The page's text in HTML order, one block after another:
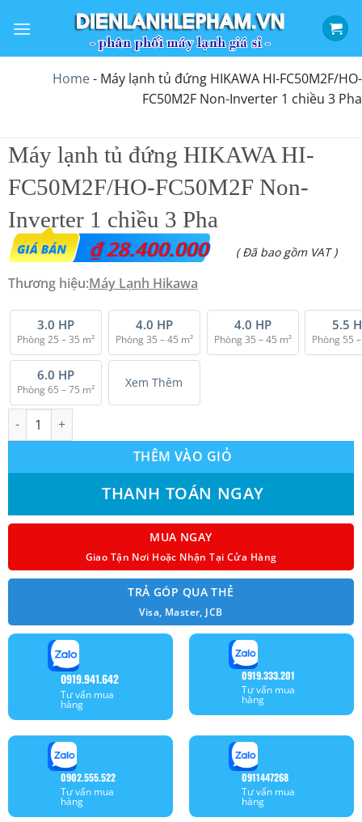
qua
Home- Máy lạnh tủ đứng HIKAWA HI-FC50M2F/HO-
FC50M2F Non-Inverter 1 chiều 3 Pha
Máy lạnh tủ đứng HIKAWA HI-
FC50M2F/HO-FC50M2F Non-
Inverter 1 chiều 3 Pha
₫28.400.000 ( Đã bao gồm VAT )
Thương hiệu:Máy Lạnh Hikawa
3.0 HP
Phòng 25 – 35 m²
4.0 HP
Phòng 35 – 45 m²
4.0 HP
Phòng 35 – 45 m²
5.5
Phòng 55
6.0 HP
Phòng 65 – 75 m² Xem Thêm
Máy lạnh tủ đứng HIKAWA HI-FC50M2F/HO-FC50M2F Non-
THÊM VÀO GIỎ
THANH TOÁN NGAY
MUA NGAY
Giao Tận Nơi Hoặc Nhận Tại Cửa Hàng
TRẢ GÓP QUA THẺ
Visa, Master, JCB
0919.941.642
Tư vấn mua
hàng
0919.333.201
Tư vấn mua
hàng
0902.555.522
Tư vấn mua
hàng
0911447268
Tư vấn mua
hàng